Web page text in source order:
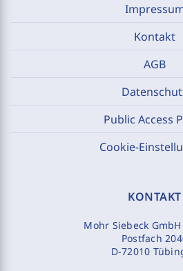
Kontakt
AGB
Public Access
Cookie-
KONTAKT
Mohr Siebeck GmbH
Postfach
D-72010